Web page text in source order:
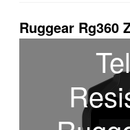
RIFLES DEPORTIVOS
Ruggear Rg360